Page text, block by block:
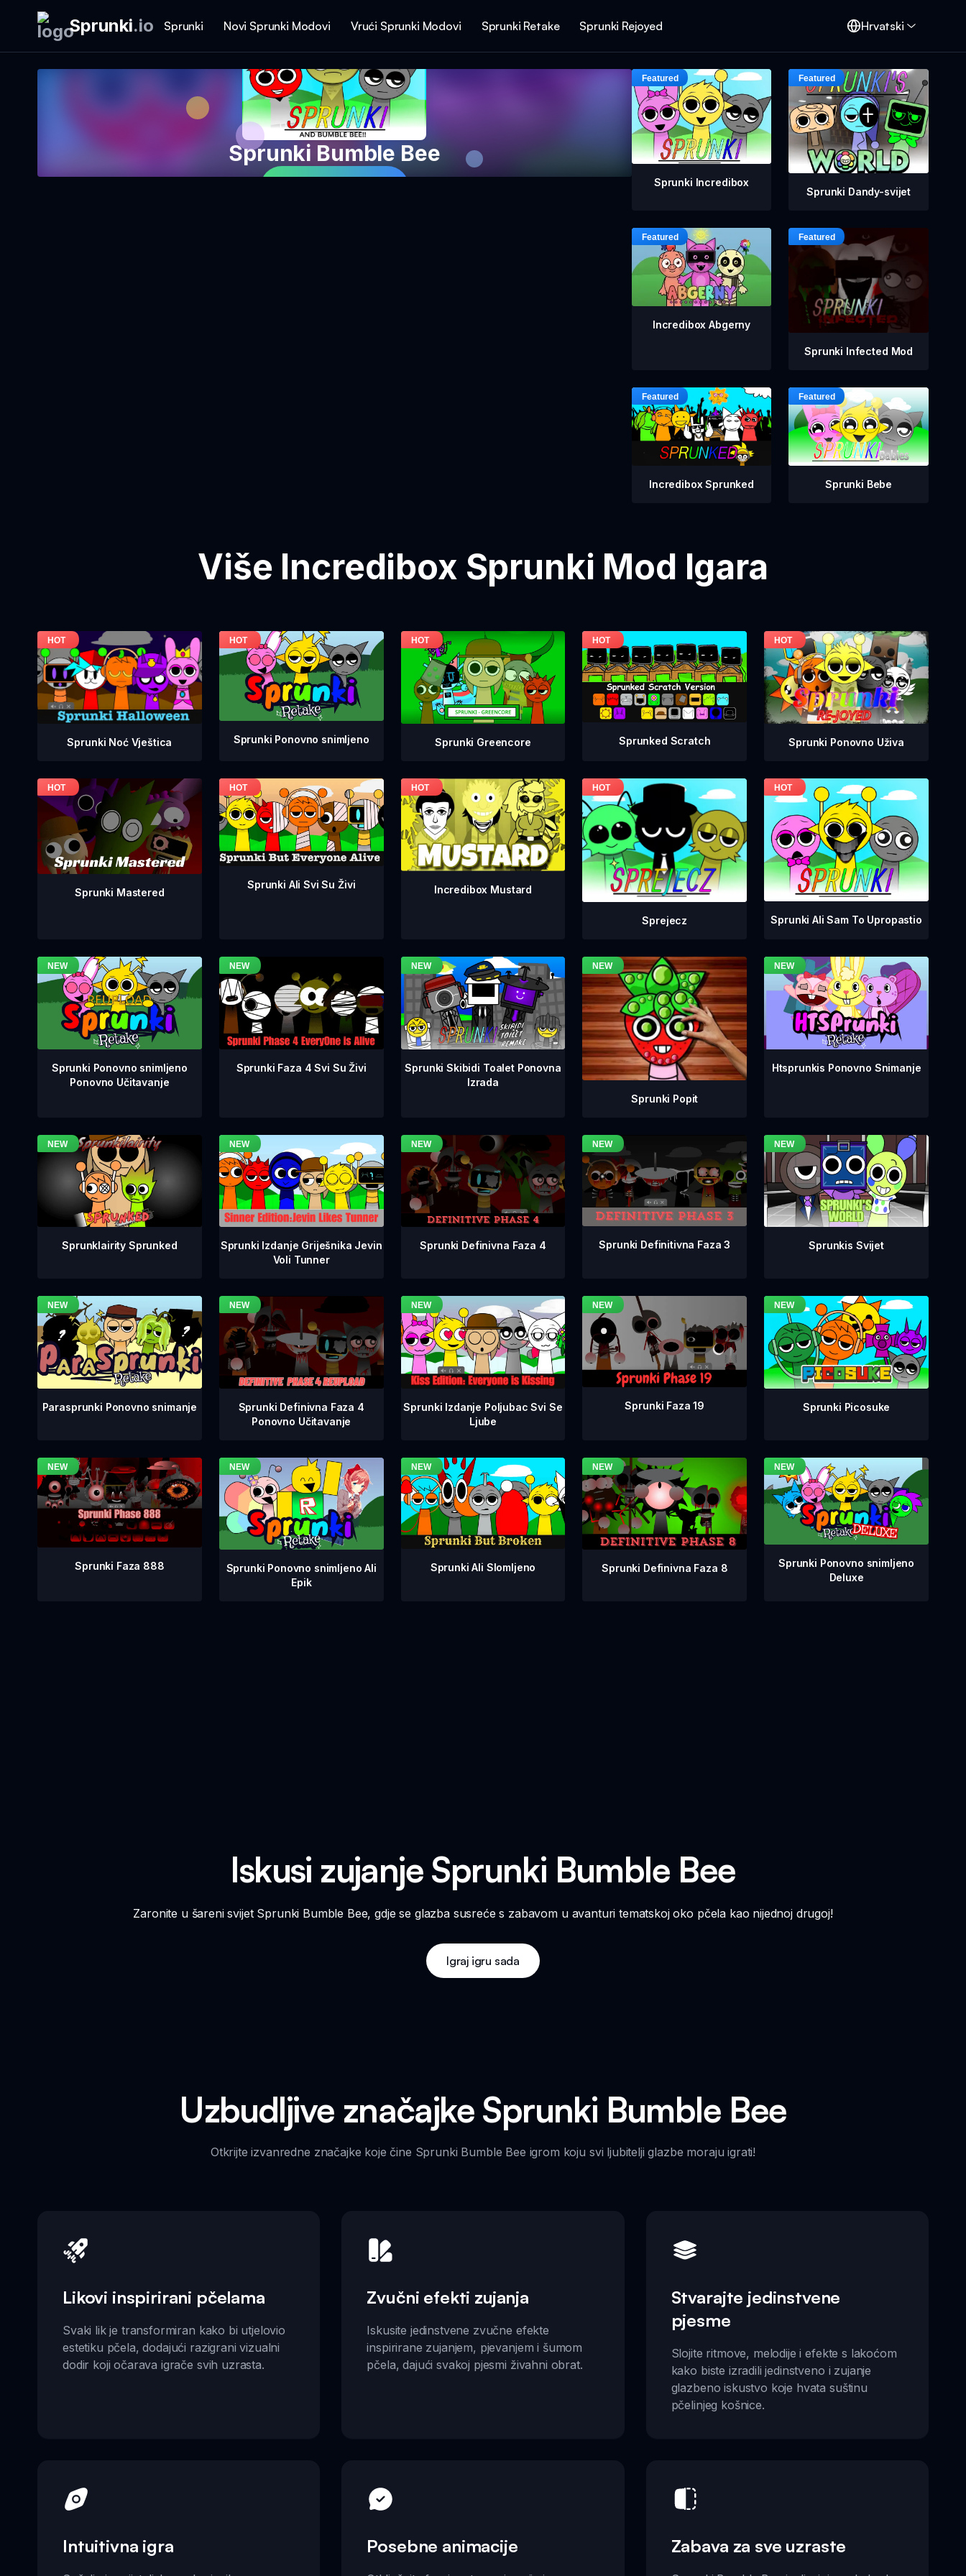
Sprunki.io Sprunki Novi Sprunki Modovi Vrući Sprunki Modovi Sprunki Retake Sprunki Rejoyed Hrvatski
Sprunki Bumble Bee
Sprunki Incredibox
Sprunki Dandy-svijet
Incredibox Abgerny
Sprunki Infected Mod
Incredibox Sprunked Sprunki Bebe
Više Incredibox Sprunki Mod Igara
Sprunki Noć Vještica Sprunki Ponovno snimljeno Sprunki Greencore Sprunked Scratch Sprunki Ponovno Uživa
Sprunki Mastered
Sprunki Ali Svi Su Živi Incredibox Mustard
Sprejecz Sprunki Ali Sam To Upropastio
Sprunki Ponovno snimljeno
Ponovno Učitavanje
Sprunki Faza 4 Svi Su Živi
Sprunki Skibidi Toalet Ponovna
Izrada
Sprunki Popit
Htsprunkis Ponovno Snimanje
Sprunklairity Sprunked
Sprunki Izdanje Griješnika Jevin
Voli Tunner
Sprunki Definivna Faza 4 Sprunki Definitivna Faza 3 Sprunkis Svijet
Parasprunki Ponovno snimanje
Sprunki Definivna Faza 4
Ponovno Učitavanje
Sprunki Izdanje Poljubac Svi Se
Ljube
Sprunki Faza 19 Sprunki Picosuke
Sprunki Faza 888
Sprunki Ponovno snimljeno Ali
Epik
Sprunki Ali Slomljeno Sprunki Definivna Faza 8
Sprunki Ponovno snimljeno
Deluxe
Iskusi zujanje Sprunki Bumble Bee
Zaronite u šareni svijet Sprunki Bumble Bee, gdje se glazba susreće s zabavom u avanturi tematskoj oko pčela kao nijednoj drugoj!
Igraj igru sada
Uzbudljive značajke Sprunki Bumble Bee
Otkrijte izvanredne značajke koje čine Sprunki Bumble Bee igrom koju svi ljubitelji glazbe moraju igrati!
Likovi inspirirani pčelama
Svaki lik je transformiran kako bi utjelovio
estetiku pčela, dodajući razigrani vizualni
dodir koji očarava igrače svih uzrasta.
Zvučni efekti zujanja
Iskusite jedinstvene zvučne efekte
inspirirane zujanjem, pjevanjem i šumom
pčela, dajući svakoj pjesmi živahni obrat.
Stvarajte jedinstvene
pjesme
Slojite ritmove, melodije i efekte s lakoćom
kako biste izradili jedinstveno i zujanje
glazbeno iskustvo koje hvata suštinu
pčelinjeg košnice.
Intuitivna igra Posebne animacije Zabava za sve uzraste